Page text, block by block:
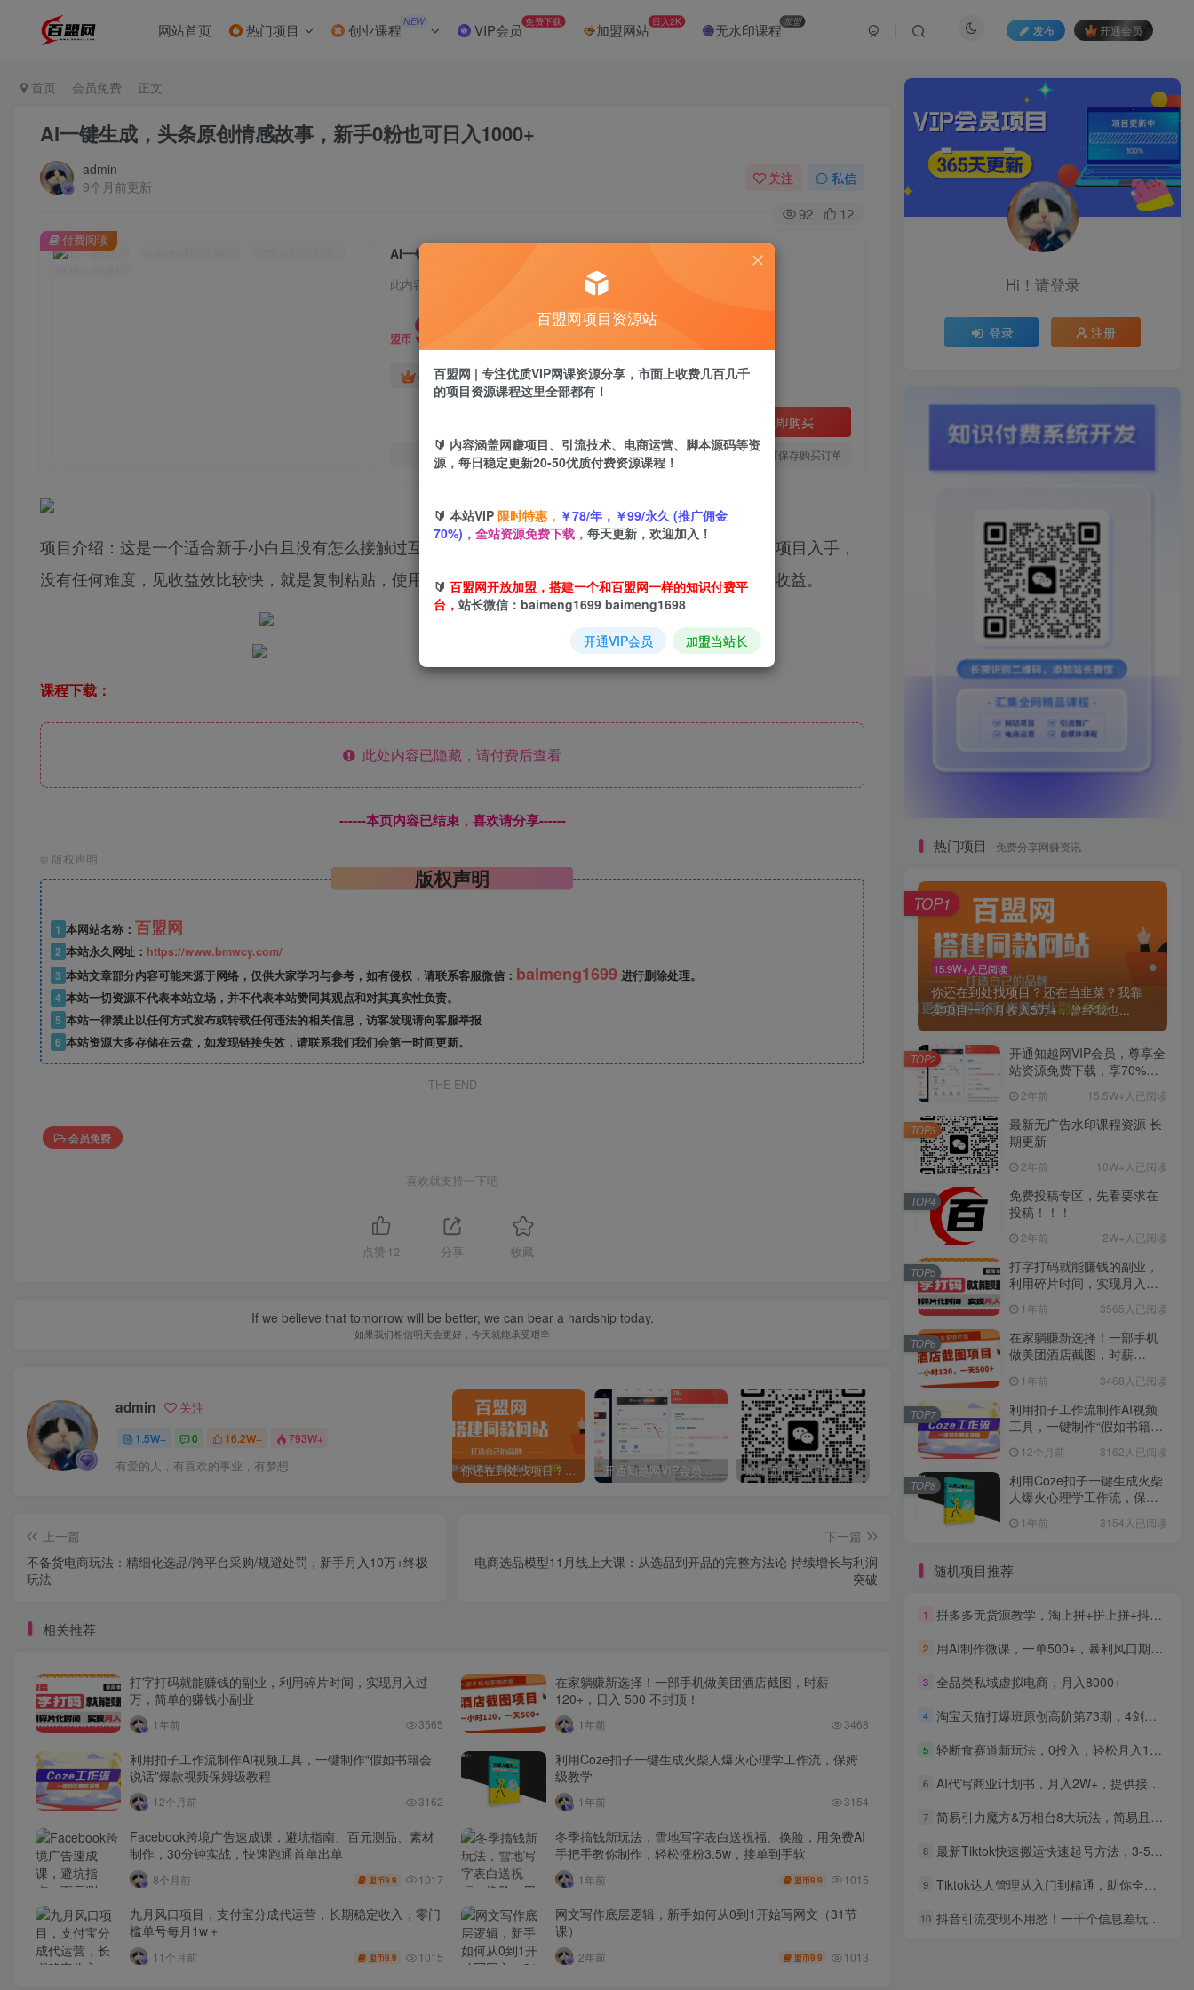
网站首页 热门项目 创业课程 NEW VIP会员 免费下载 加盟网站 日入2K 无水印课程 加盟
发布 开通会员
首页 会员免费 正文
AI一键生成，头条原创情感故事，新手0粉也可日入1000+
admin
9个月前更新
关注 私信
92 12
AI一键生成，头条原创情感故事，新手0粉也可日入1000+
此内容为付费阅读，请付费后查看
盟币 9.9
年卡会员免费 永久会员免费
立即购买
您当前未登录！建议登陆后购买，可保存购买订单
付费阅读
项目介绍：这是一个适合新手小白且没有怎么接触过互联网的，又想在互联网赚钱的，初期都可以从这个项目入手，
没有任何难度，见收益效比较快，就是复制粘贴，使用AI来创作原创的爆款文章，随便发发，有流量就有收益。
课程下载：
此处内容已隐藏，请付费后查看
------本页内容已结束，喜欢请分享------
© 版权声明
版权声明
1 本网站名称： 百盟网
2 本站永久网址： https://www.bmwcy.com/
3 本站文章部分内容可能来源于网络，仅供大家学习与参考，如有侵权，请联系客服微信： baimeng1699 进行删除处理。
4 本站一切资源不代表本站立场，并不代表本站赞同其观点和对其真实性负责。
5 本站一律禁止以任何方式发布或转载任何违法的相关信息，访客发现请向客服举报
6 本站资源大多存储在云盘，如发现链接失效，请联系我们我们会第一时间更新。
THE END
会员免费
喜欢就支持一下吧
点赞 12 分享 收藏
If we believe that tomorrow will be better, we can bear a hardship today.
如果我们相信明天会更好，今天就能承受艰辛
admin 关注
1.5W+ 0 16.2W+ 793W+
有爱的人，有喜欢的事业，有梦想 你还在到处找项目？还在当韭菜？我靠卖项目一个月收入5万+，曾经我也是个失败者。 最新无广告水印课程资源 长期更新 免费投稿专区，先看要求在投稿！！！
上一篇
不备货电商玩法：精细化选品/跨平台采购/规避处罚，新手月入10万+终极
玩法
下一篇
电商选品模型11月线上大课：从选品到开品的完整方法论 持续增长与利润
突破
相关推荐
打字打码就能赚钱的副业，利用碎片时间，实现月入过
万，简单的赚钱小副业
1年前 3565
在家躺赚新选择！一部手机做美团酒店截图，时薪
120+，日入 500 不封顶！
1年前 3468
利用扣子工作流制作AI视频工具，一键制作“假如书籍会
说话”爆款视频保姆级教程
12个月前 3162
利用Coze扣子一键生成火柴人爆火心理学工作流，保姆
级教学
1年前 3154
Facebook跨境广告速成课，避坑指南、百元测品、素材
制作，30分钟实战，快速跑通首单出单
8个月前 盟币9.9 1017
冬季搞钱新玩法，雪地写字表白送祝福、换脸，用免费AI
手把手教你制作，轻松涨粉3.5w，接单到手软
1年前 盟币9.9 1015
九月风口项目，支付宝分成代运营，长期稳定收入，零门
槛单号每月1w＋
11个月前 盟币9.9 1015
网文写作底层逻辑，新手如何从0到1开始写网文（31节
课）
2年前 盟币9.9 1013
Hi！请登录
登录 注册
热门项目 免费分享网赚资讯
15.9W+人已阅读
你还在到处找项目？还在当韭菜？我靠
卖项目一个月收入5万+，曾经我也...
TOP1
开通知越网VIP会员，尊享全
站资源免费下载，享70%的
惠】2年前 15.5W+人已阅读
TOP2
最新无广告水印课程资源 长
期更新
2年前 10W+人已阅读
TOP3
免费投稿专区，先看要求在
投稿！！！
2年前 2W+人已阅读
TOP4
打字打码就能赚钱的副业，
利用碎片时间，实现月入过
1年前 3565人已阅读
TOP5
在家躺赚新选择！一部手机
做美团酒店截图，时薪
1年前 3468人已阅读
TOP6
利用扣子工作流制作AI视频
工具，一键制作“假如书籍会
12个月前 3162人已阅读
TOP7
利用Coze扣子一键生成火柴
人爆火心理学工作流，保姆
1年前 3154人已阅读
TOP8
随机项目推荐
1 拼多多无货源教学，淘上拼+拼上拼+抖上拼，精细化蓝海+运营进阶+终极玩法，全套运营教程
2 用AI制作微课，一单500+，暴利风口期，2026永不失业副业！
3 全品类私域虚拟电商，月入8000+
4 淘宝天猫打爆班原创高阶第73期，4剑合1必爆
5 轻断食赛道新玩法，0投入，轻松月入1W 稳定，长期可操作
6 AI代写商业计划书，月入2W+，提供接单渠道，永不失业项目
7 简易引力魔方&万相台8大玩法，简易且可落地实操的（价值500元）
8 最新Tiktok快速搬运快速起号方法，3-5分钟做一条，起不来的号可以试试
9 Tiktok达人管理从入门到精通，助你全面掌握达人管理秘籍
10 抖音引流变现不用愁！一千个信息差玩法详细教程来袭
百盟网项目资源站
百盟网 | 专注优质VIP网课资源分享，市面上收费几百几千
的项目资源课程这里全部都有！
🔰 内容涵盖网赚项目、引流技术、电商运营、脚本源码等资
源，每日稳定更新20-50优质付费资源课程！
🔰 本站VIP 限时特惠， ￥78/年，￥99/永久 (推广佣金
70%)， 全站资源免费下载， 每天更新，欢迎加入！
🔰 百盟网开放加盟，搭建一个和百盟网一样的知识付费平
台， 站长微信：baimeng1699 baimeng1698
开通VIP会员 加盟当站长